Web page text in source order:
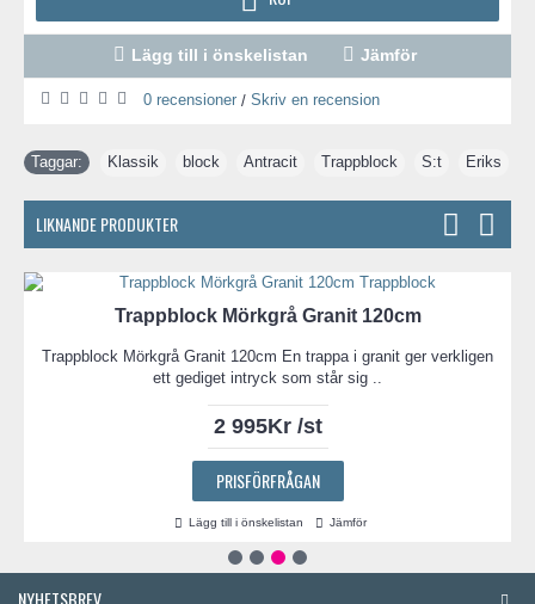
Lägg till i önskelistan Jämför
0 recensioner / Skriv en recension
Taggar: Klassik block Antracit Trappblock S:t Eriks
LIKNANDE PRODUKTER
Trappblock Mörkgrå Granit 120cm
Trappblock Mörkgrå Granit 120cm En trappa i granit ger verkligen
ett gediget intryck som står sig ..
2 995Kr /st
PRISFÖRFRÅGAN
Lägg till i önskelistan Jämför
NYHETSBREV